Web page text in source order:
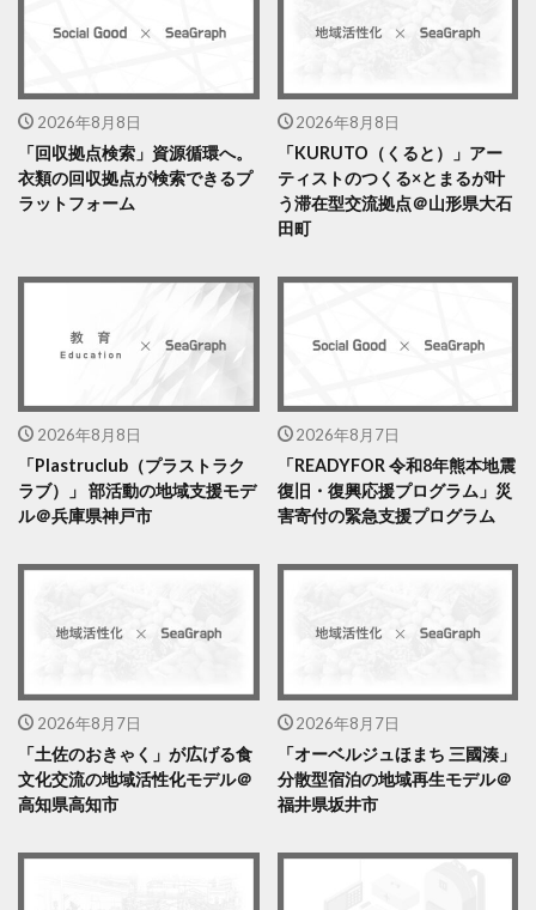
2026年8月8日
「回収拠点検索」資源循環へ。
衣類の回収拠点が検索できるプ
ラットフォーム
2026年8月8日
「KURUTO（くると）」アー
ティストのつくる×とまるが叶
う滞在型交流拠点＠山形県大石
田町
2026年8月8日
「Plastruclub（プラストラク
ラブ）」 部活動の地域支援モデ
ル＠兵庫県神戸市
2026年8月7日
「READYFOR 令和8年熊本地震
復旧・復興応援プログラム」災
害寄付の緊急支援プログラム
2026年8月7日
「土佐のおきゃく」が広げる食
文化交流の地域活性化モデル＠
高知県高知市
2026年8月7日
「オーベルジュほまち 三國湊」
分散型宿泊の地域再生モデル＠
福井県坂井市